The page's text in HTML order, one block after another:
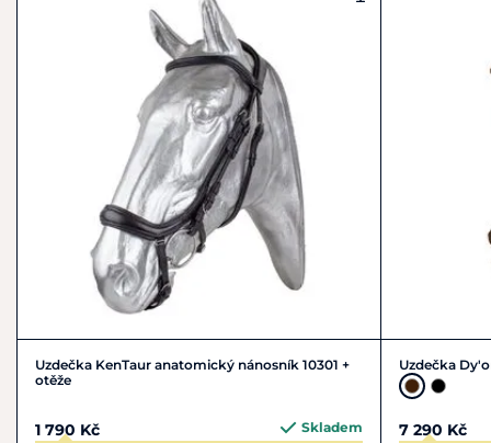
info@euroriding.de
Uzdečka KenTaur anatomický nánosník 10301 +
otěže
1 790 Kč Skladem
Uzdečka
7 290 Kč